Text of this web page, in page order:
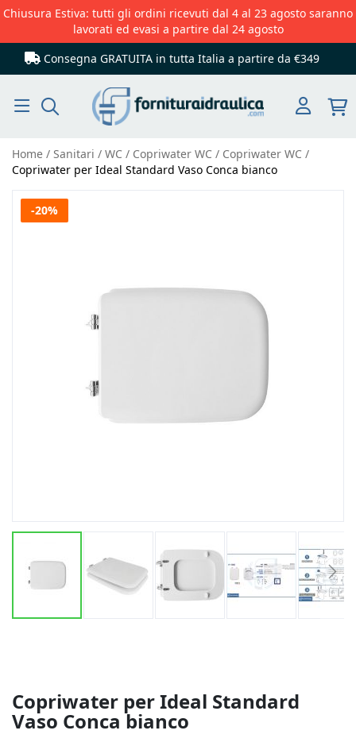
Chiusura Estiva: tutti gli ordini ricevuti dal 4 al 23 agosto saranno
lavorati ed evasi a partire dal 24 agosto
Consegna GRATUITA in tutta Italia a partire da €349
Home Sanitari WC Copriwater WC
Copriwater WC
Copriwater per Ideal Standard Vaso Conca bianco
Copriwater per Ideal Standard
Vaso Conca bianco
Vai
-20%
immagini